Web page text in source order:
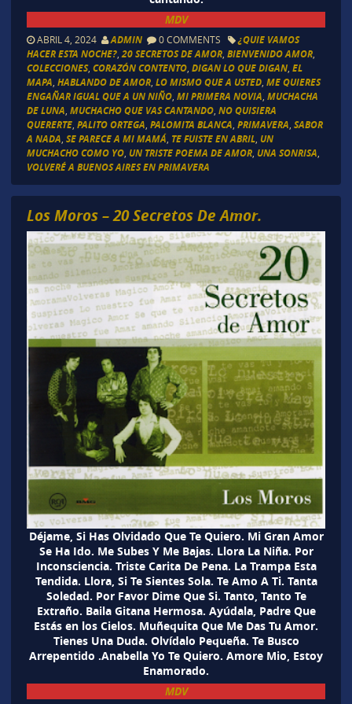
MDV
ABRIL 4, 2024 ADMIN 0 COMMENTS
¿QUIE VAMOS
HACER ESTA NOCHE?,20 SECRETOS DE AMOR, BIENVENIDO AMOR,
COLECCIONES, CORAZÓN CONTENTO, DIGAN LO QUE DIGAN, EL
MAPA, HABLANDO DE AMOR, LO MISMO QUE A USTED, ME QUIERES
ENGAÑAR IGUAL QUE A UN NIÑO, MI PRIMERA NOVIA, MUCHACHA
DE LUNA, MUCHACHO QUE VAS CANTANDO, NO QUISIERA
QUERERTE, PALITO ORTEGA, PALOMITA BLANCA, PRIMAVERA, SABOR
A NADA, SE PARECE A MI MAMÁ, TE FUISTE EN ABRIL, UN
MUCHACHO COMO YO, UN TRISTE POEMA DE AMOR, UNA SONRISA,
VOLVERÉ A BUENOS AIRES EN PRIMAVERA
Los Moros – 20 Secretos De Amor.
Déjame, Si Has Olvidado Que Te Quiero. Mi Gran Amor
Se Ha Ido. Me Subes Y Me Bajas. Llora La Niña. Por
Inconsciencia. Triste Carita De Pena. La Trampa Esta
Tendida. Llora, Si Te Sientes Sola. Te Amo A Ti. Tanta
Soledad. Por Favor Dime Que Si. Tanto, Tanto Te
Extraño. Baila Gitana Hermosa. Ayúdala, Padre Que
Estás en los Cielos. Muñequita Que Me Das Tu Amor.
Tienes Una Duda. Olvídalo Pequeña. Te Busco
Arrepentido .Anabella Yo Te Quiero. Amore Mio, Estoy
Enamorado.
MDV